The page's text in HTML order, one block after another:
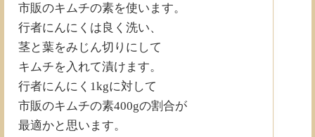
市販のキムチの素を使います。
行者にんにくは良く洗い、
茎と葉をみじん切りにして
キムチを入れて漬けます。
行者にんにく1kgに対して
市販のキムチの素400gの割合が
最適かと思います。